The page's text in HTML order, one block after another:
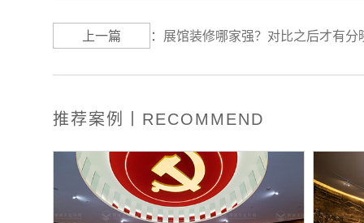
上一篇 ： 展馆装修哪家强？对比之后才有分
推荐案例丨RECOMMEND